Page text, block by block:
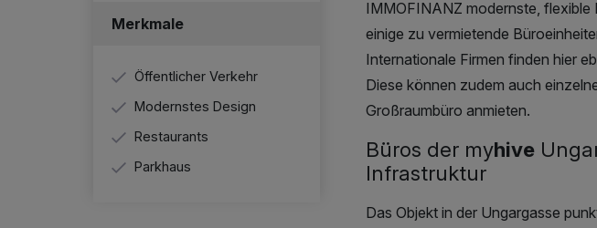
Merkmale
Öffentlicher Verkehr
Modernstes Design
Restaurants
Parkhaus
IMMOFINANZ modernste,
einige zu vermietende
Internationale Firmen finden hier
Diese können zudem auch
Großraumbüro anmieten.
Büros der myhive
Infrastruktur
Das Objekt in der Ungargasse